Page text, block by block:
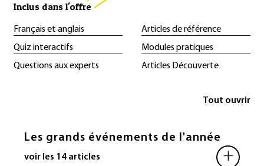
Inclus dans l'offre
Français et anglais
Articles de référence
Quiz interactifs
Modules pratiques
Questions aux experts
Articles Découverte
Tout ouvrir
Les grands événements de l'année
voir les 14 articles +